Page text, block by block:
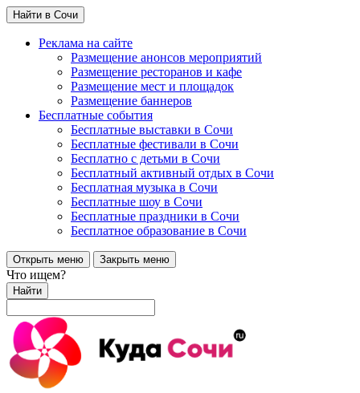
Найти в Сочи
Реклама на сайте
Размещение анонсов мероприятий
Размещение ресторанов и кафе
Размещение мест и площадок
Размещение баннеров
Бесплатные события
Бесплатные выставки в Сочи
Бесплатные фестивали в Сочи
Бесплатно с детьми в Сочи
Бесплатный активный отдых в Сочи
Бесплатная музыка в Сочи
Бесплатные шоу в Сочи
Бесплатные праздники в Сочи
Бесплатное образование в Сочи
Открыть меню Закрыть меню
Что ищем?
Найти